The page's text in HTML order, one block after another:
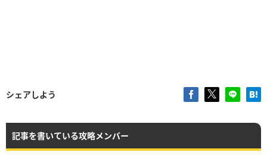
シェアしよう
記事を書いている攻略メンバー